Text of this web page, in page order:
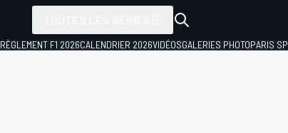
RÈGLEMENT F1 2026CALENDRIER 2026VIDÉOSGALERIES PHOTOPARIS